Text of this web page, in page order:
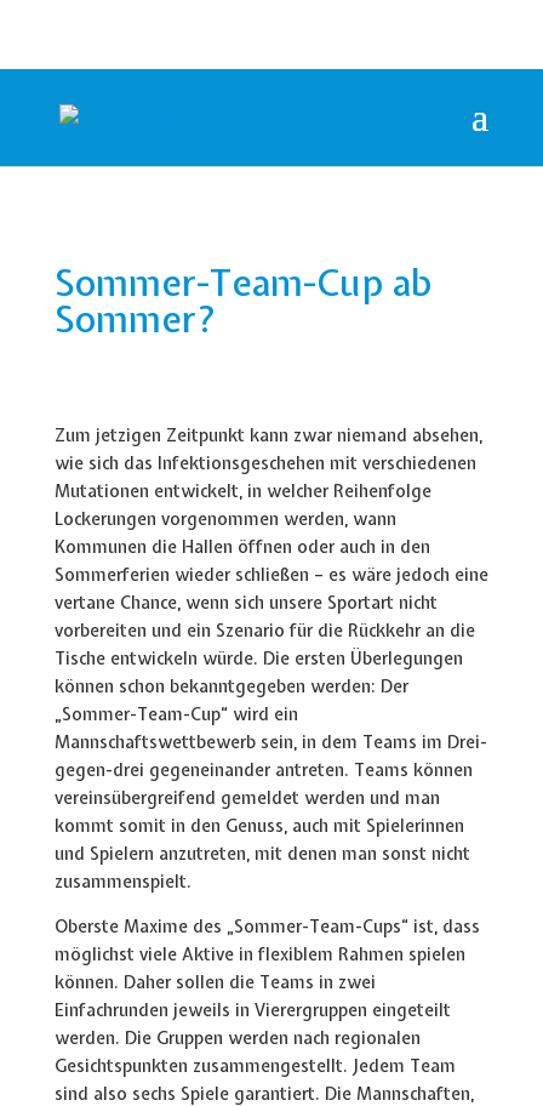
Sommer-Team-Cup ab
Sommer?
Zum jetzigen Zeitpunkt kann zwar niemand absehen,
wie sich das Infektionsgeschehen mit verschiedenen
Mutationen entwickelt, in welcher Reihenfolge
Lockerungen vorgenommen werden, wann
Kommunen die Hallen öffnen oder auch in den
Sommerferien wieder schließen – es wäre jedoch eine
vertane Chance, wenn sich unsere Sportart nicht
vorbereiten und ein Szenario für die Rückkehr an die
Tische entwickeln würde. Die ersten Überlegungen
können schon bekanntgegeben werden: Der
„Sommer-Team-Cup“ wird ein
Mannschaftswettbewerb sein, in dem Teams im Drei-
gegen-drei gegeneinander antreten. Teams können
vereinsübergreifend gemeldet werden und man
kommt somit in den Genuss, auch mit Spielerinnen
und Spielern anzutreten, mit denen man sonst nicht
zusammenspielt.
Oberste Maxime des „Sommer-Team-Cups“ ist, dass
möglichst viele Aktive in flexiblem Rahmen spielen
können. Daher sollen die Teams in zwei
Einfachrunden jeweils in Vierergruppen eingeteilt
werden. Die Gruppen werden nach regionalen
Gesichtspunkten zusammengestellt. Jedem Team
sind also sechs Spiele garantiert. Die Mannschaften,